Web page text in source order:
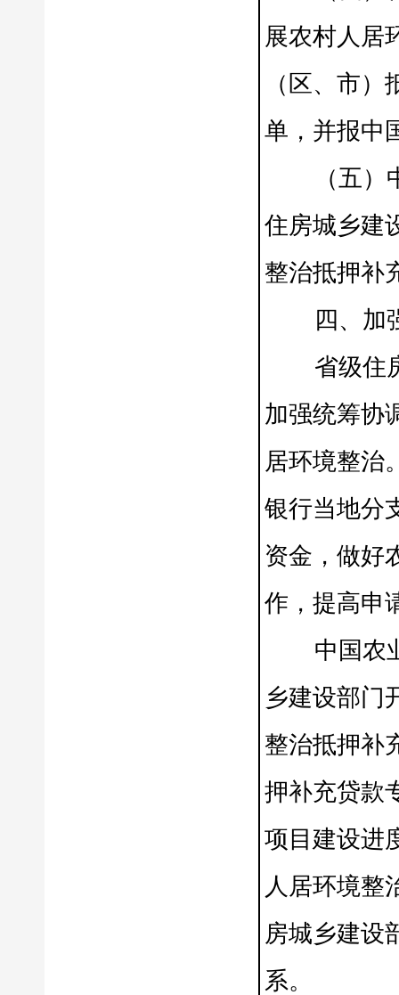
展农村人居
（区、市
单，并报中
（五）中
住房城乡建
整治抵押补
四、加强
省级住房
加强统筹协
居环境整治
银行当地分
资金，做好
作，提高申
中国农业
乡建设部门
整治抵押补
押补充贷款
项目建设进
人居环境整
房城乡建设
系。